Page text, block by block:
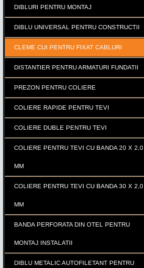
DIBLURI PENTRU MONTAJ
DIBLU UNIVERSAL PENTRU CONSTRUCTII
CLEME CUI PENTRU FIXAT CABLURI
DISTANTIER PENTRU ARMATURI FUNDATII
PREZON PENTRU COLIERE
COLIERE RAPIDE PENTRU TEVI
COLIERE DUBLE PENTRU TEVI
COLIERE PENTRU TEVI CU BANDA 20 X 2,0
MM
COLIERE PENTRU TEVI CU BANDA 30 X 2,0
MM
BANDA PERFORATA DIN OTEL PENTRU
MONTAJ INSTALATII
DIBLU METALIC AUTOFILETANT PENTRU